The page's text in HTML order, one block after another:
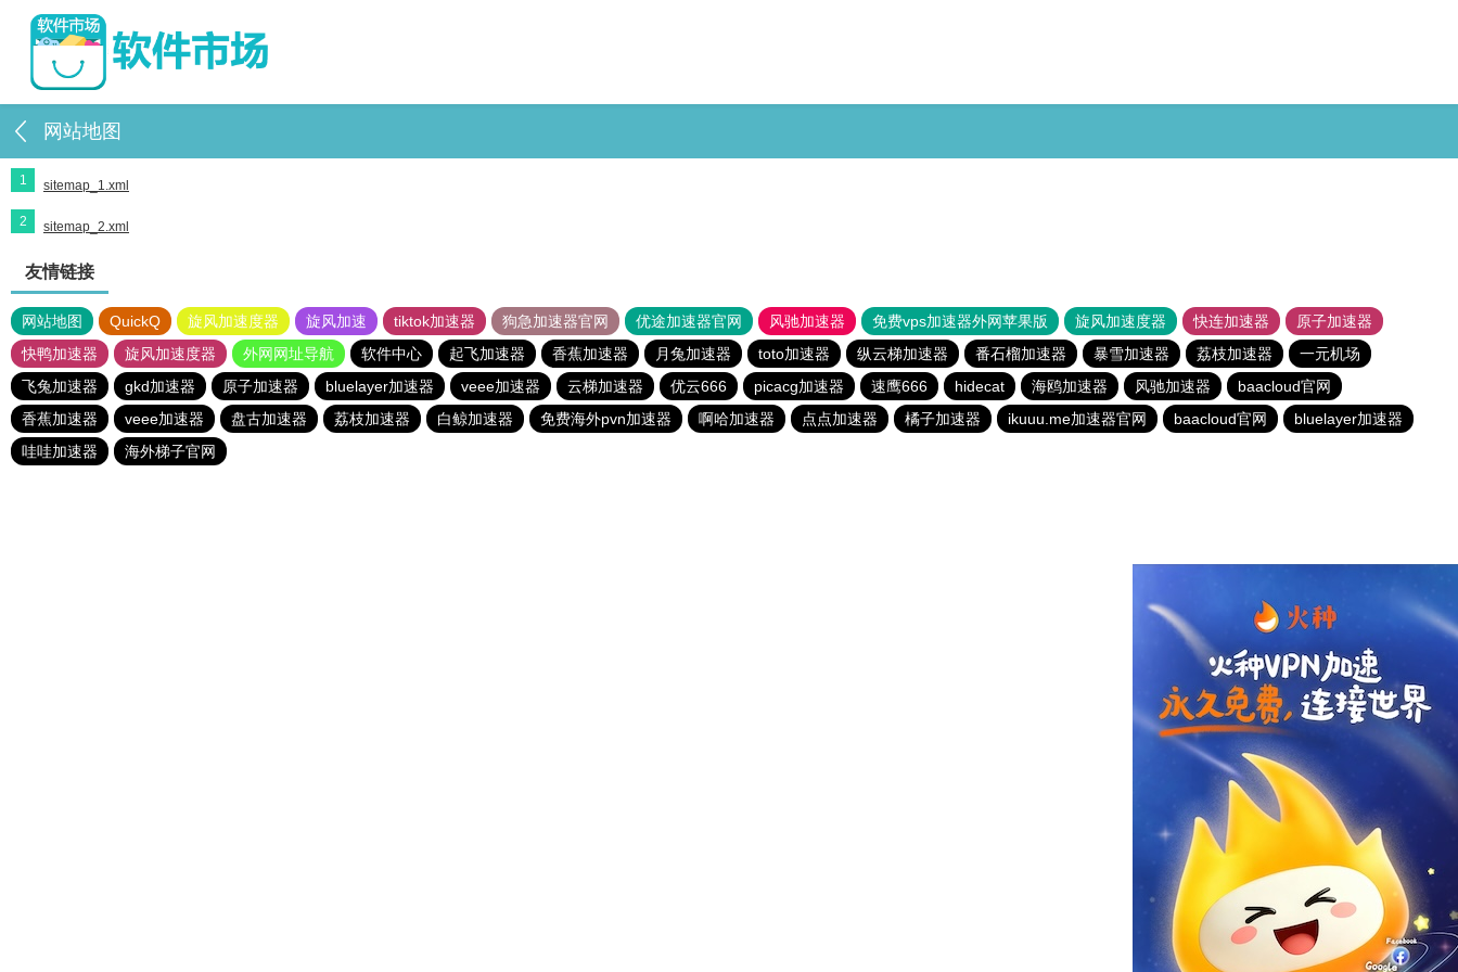
网站地图
1 sitemap_1.xml
2 sitemap_2.xml
友情链接
网站地图 QuickQ 旋风加速度器 旋风加速 tiktok加速器 狗急加速器官网 优途加速器官网 风驰加速器 免费vps加速器外网苹果版 旋风加速度器 快连加速器
原子加速器
快鸭加速器
旋风加速度器 外网网址导航 软件中心 起飞加速器 香蕉加速器 月兔加速器 toto加速器 纵云梯加速器 番石榴加速器 暴雪加速器 荔枝加速器
一元机场
飞兔加速器
gkd加速器 原子加速器 bluelayer加速器 veee加速器 云梯加速器 优云666 picacg加速器 速鹰666 hidecat 海鸥加速器 风驰加速器
baacloud官网
香蕉加速器
veee加速器 盘古加速器 荔枝加速器 白鲸加速器 免费海外pvn加速器 啊哈加速器 点点加速器 橘子加速器 ikuuu.me加速器官网 baacloud官网
bluelayer加速器
哇哇加速器
海外梯子官网